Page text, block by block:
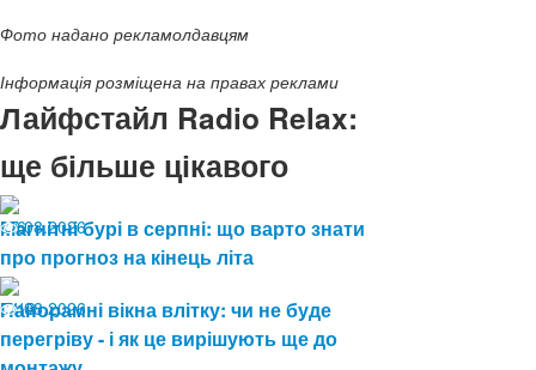
Фото надано рекламолдавцям
Інформація розміщена на правах реклами
Лайфстайл Radio Relax:
ще більше цікавого
07.08.2026
6
Магнітні бурі в серпні: що варто знати
про прогноз на кінець літа
04.08.2026
13
Панорамні вікна влітку: чи не буде
перегріву - і як це вирішують ще до